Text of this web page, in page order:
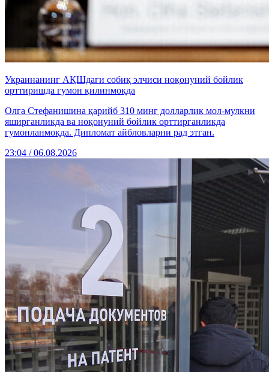
Украинанинг АҚШдаги собиқ элчиси ноқонуний бойлик
орттиришда гумон қилинмоқда
Олга Стефанишина қарийб 310 минг долларлик мол-мулкни
яширганликда ва ноқонуний бойлик орттирганликда
гумонланмоқда. Дипломат айбловларни рад этган.
23:04 / 06.08.2026